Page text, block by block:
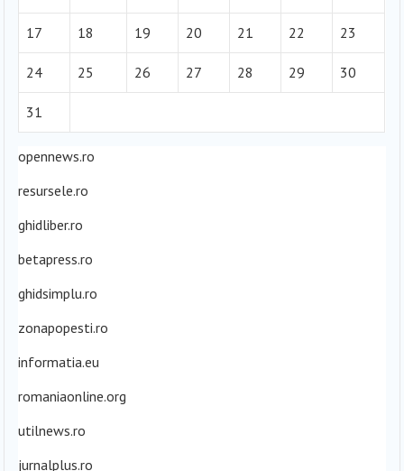
17 18 19 20 21 22 23
24 25 26 27 28 29 30
31
opennews.ro
resursele.ro
ghidliber.ro
betapress.ro
ghidsimplu.ro
zonapopesti.ro
informatia.eu
romaniaonline.org
utilnews.ro
jurnalplus.ro